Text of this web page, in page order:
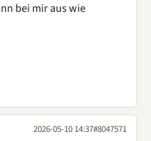
bei mir aus wie
2026-05-10 14:37#8047571